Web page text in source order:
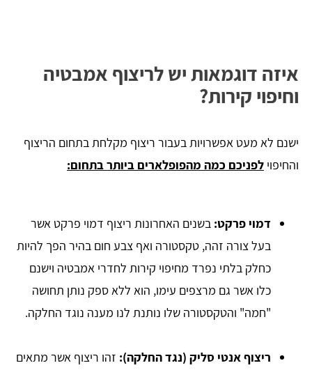
איזה דוגמאות יש לריצוף אמבטיה
וחיפוי קירות?
ישנם לא מעט אפשרויות בעבור ריצוף מקלחת בתחום הריצוף
והחיפוי לפניכם כמה מהפופלארים ביותר בתחום:
דמוי פרקט: בשנים האחרונות ריצוף דמוי פרקט אשר
בעל צורה זהה, טקסטורה ואף צבע חום בהיר הפך להיות
כחלק בלתי נפרד מחיפוי קירות לחדרי אמבטיה וישנם
כלו אשר גם מרצפים עימו, הוא ללא ספק נותן תחושה
"חמה" והטקסטורה שלו נותנת לנו מענה נוגד החלקה.
ריצוף אנטי סליק (נגד החלקה): זהו ריצוף אשר מתאים